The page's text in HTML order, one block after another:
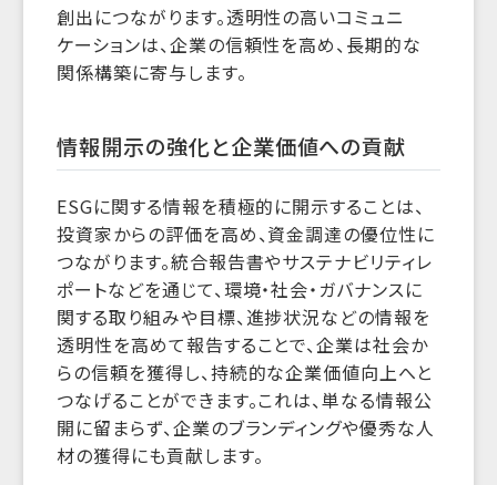
創出につながります。透明性の高いコミュニ
ケーションは、企業の信頼性を高め、長期的な
関係構築に寄与します。
情報開示の強化と企業価値への貢献
ESGに関する情報を積極的に開示することは、
投資家からの評価を高め、資金調達の優位性に
つながります。統合報告書やサステナビリティレ
ポートなどを通じて、環境・社会・ガバナンスに
関する取り組みや目標、進捗状況などの情報を
透明性を高めて報告することで、企業は社会か
らの信頼を獲得し、持続的な企業価値向上へと
つなげることができます。これは、単なる情報公
開に留まらず、企業のブランディングや優秀な人
材の獲得にも貢献します。